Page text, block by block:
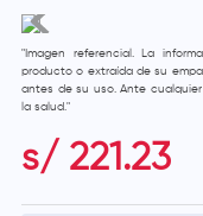
"Imagen referencial. La
producto o extraída de su
antes de su uso. Ante
la salud."
s/ 221 .23